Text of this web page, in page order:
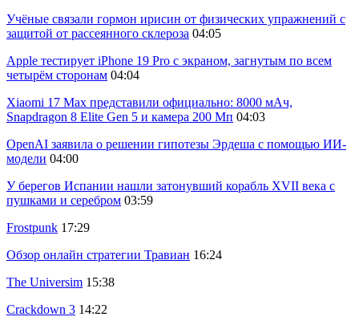
Учёные связали гормон ирисин от физических упражнений с
защитой от рассеянного склероза 04:05
Apple тестирует iPhone 19 Pro с экраном, загнутым по всем
четырём сторонам 04:04
Xiaomi 17 Max представили официально: 8000 мАч,
Snapdragon 8 Elite Gen 5 и камера 200 Мп 04:03
OpenAI заявила о решении гипотезы Эрдеша с помощью ИИ-
модели 04:00
У берегов Испании нашли затонувший корабль XVII века с
пушками и серебром 03:59
Frostpunk 17:29
Обзор онлайн стратегии Травиан 16:24
The Universim 15:38
Crackdown 3 14:22